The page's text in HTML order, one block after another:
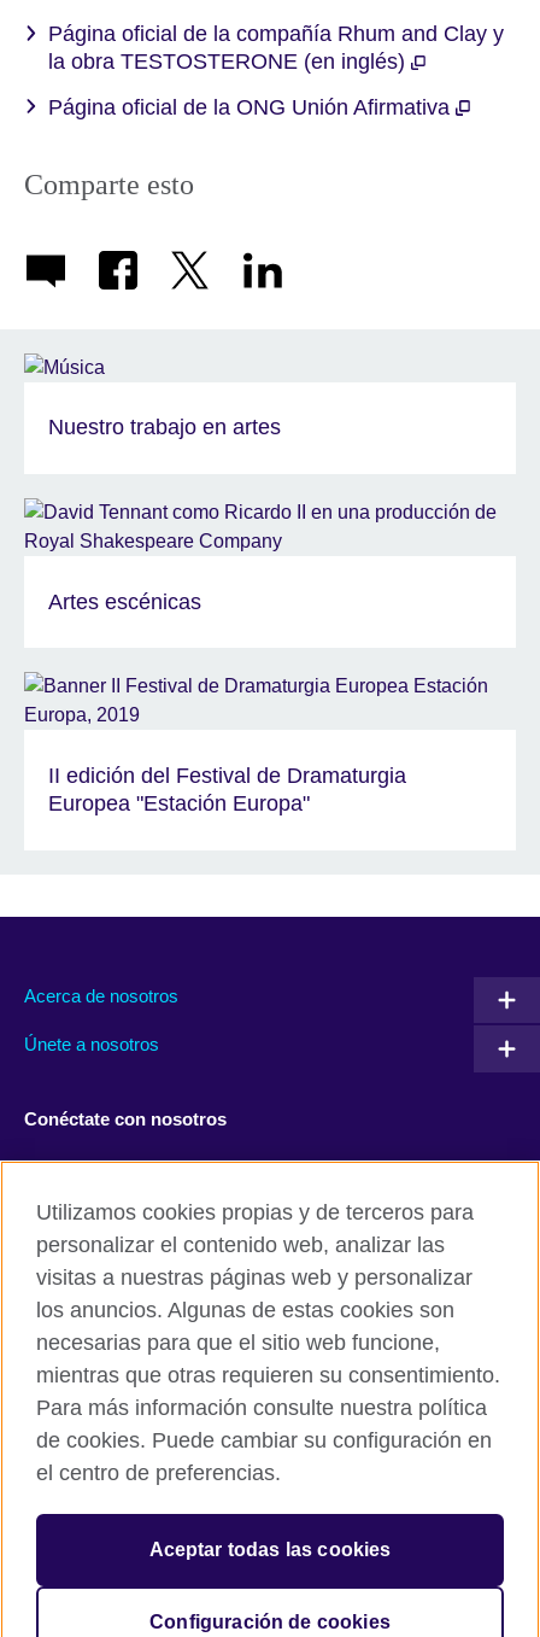
Página oficial de la compañía Rhum and Clay y
la obra TESTOSTERONE (en inglés)
Página oficial de la ONG Unión Afirmativa
Comparte esto
Nuestro trabajo en artes
Artes escénicas
II edición del Festival de Dramaturgia
Europea "Estación Europa"
Acerca de nosotros
Únete a nosotros
Conéctate con nosotros
British Council global
Políticas de privacidad y condiciones de uso
© 2026 British Council
The United Kingdom’s international organisation for cultural
Utilizamos cookies propias y de terceros para
personalizar el contenido web, analizar las
visitas a nuestras páginas web y personalizar
los anuncios. Algunas de estas cookies son
necesarias para que el sitio web funcione,
mientras que otras requieren su consentimiento.
Para más información consulte nuestra política
de cookies. Puede cambiar su configuración en
el centro de preferencias.
Aceptar todas las cookies
Configuración de cookies